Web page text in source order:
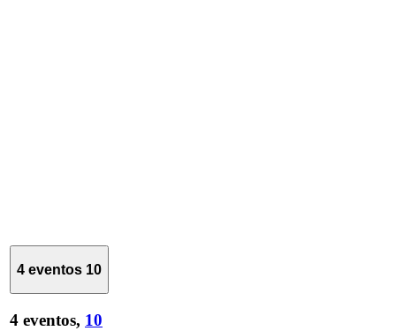
4 eventos 10
4 eventos, 10